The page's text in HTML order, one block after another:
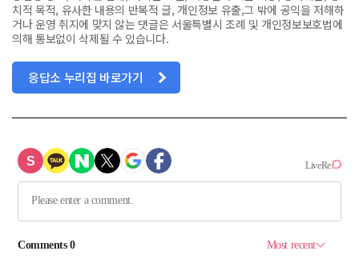
치적 목적, 유사한 내용의 반복적 글, 개인정보 유출,그 밖에 공익을 저해하
거나 운영 취지에 맞지 않는 댓글은 서울특별시 조례 및 개인정보보호법에
의해 통보없이 삭제될 수 있습니다.
응답소 누리집 바로가기